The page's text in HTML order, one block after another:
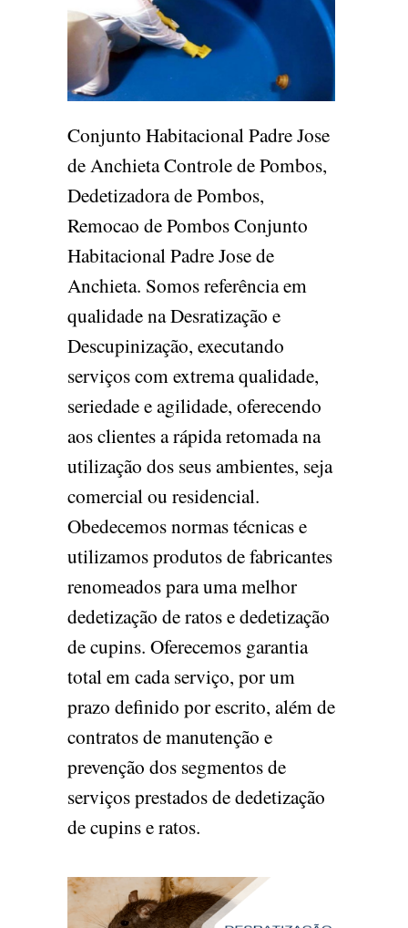
Conjunto Habitacional Padre Jose
de Anchieta Controle de Pombos,
Dedetizadora de Pombos,
Remocao de Pombos Conjunto
Habitacional Padre Jose de
Anchieta. Somos referência em
qualidade na Desratização e
Descupinização, executando
serviços com extrema qualidade,
seriedade e agilidade, oferecendo
aos clientes a rápida retomada na
utilização dos seus ambientes, seja
comercial ou residencial.
Obedecemos normas técnicas e
utilizamos produtos de fabricantes
renomeados para uma melhor
dedetização de ratos e dedetização
de cupins. Oferecemos garantia
total em cada serviço, por um
prazo definido por escrito, além de
contratos de manutenção e
prevenção dos segmentos de
serviços prestados de dedetização
de cupins e ratos.